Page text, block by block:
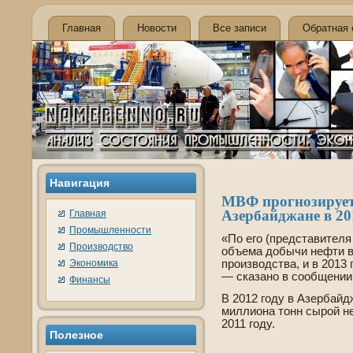
Главная Новости Все записи Обратная
Навигация
Главная
Промышленности
Производство
Экономика
Финансы
Полезное
МВФ
Азербайджане в
«По его
объема добычи нефти в
производства, и в 2013
— сказано в
В 2012 году в
миллиона тонн сырой
2011 году.